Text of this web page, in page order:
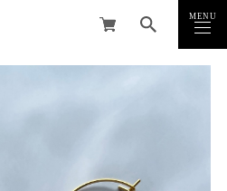
MENU
CLOSE